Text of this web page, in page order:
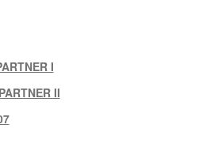
I
II